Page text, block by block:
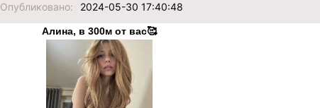
Опубликовано:
2024-05-30 17:40:48
Алина, в 300м от вас🥰